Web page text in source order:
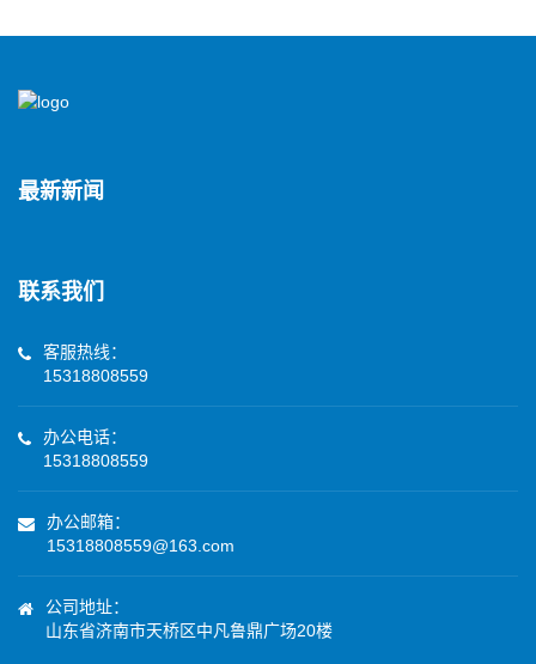
最新新闻
联系我们
客服热线：
15318808559
办公电话：
15318808559
办公邮箱：
15318808559@163.com
公司地址：
山东省济南市天桥区中凡鲁鼎广场20楼